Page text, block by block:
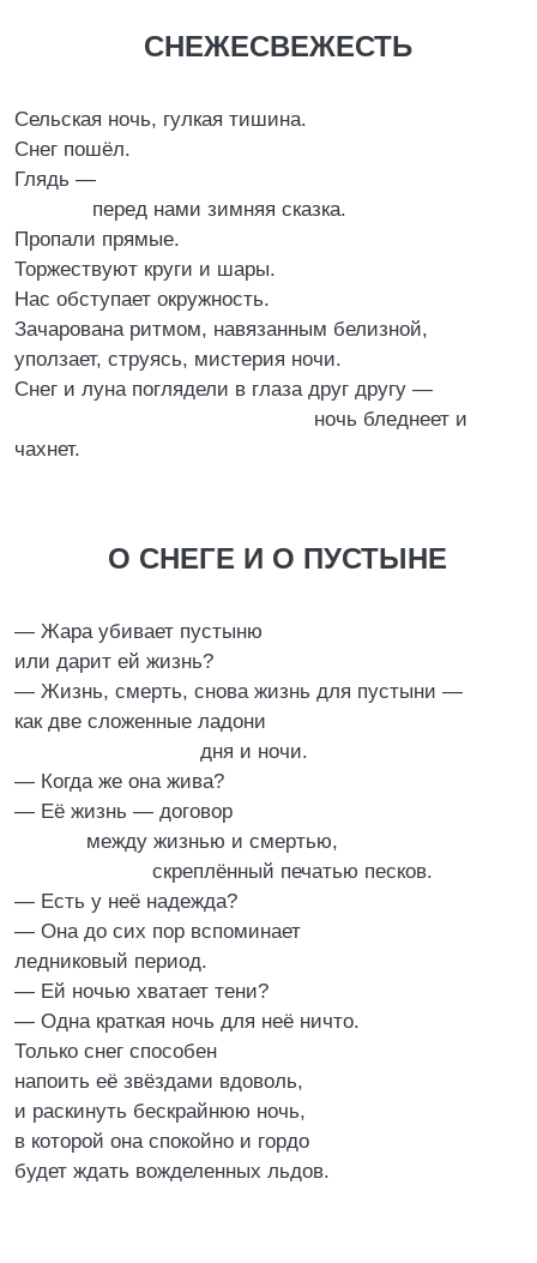
СНЕЖЕСВЕЖЕСТЬ
Сельская ночь, гулкая тишина.
Снег пошёл.
Глядь —
перед нами зимняя сказка.
Пропали прямые.
Торжествуют круги и шары.
Нас обступает окружность.
Зачарована ритмом, навязанным белизной,
уползает, струясь, мистерия ночи.
Снег и луна поглядели в глаза друг другу —
ночь бледнеет и
чахнет.
О СНЕГЕ И О ПУСТЫНЕ
— Жара убивает пустыню
или дарит ей жизнь?
— Жизнь, смерть, снова жизнь для пустыни —
как две сложенные ладони
дня и ночи.
— Когда же она жива?
— Её жизнь — договор
между жизнью и смертью,
скреплённый печатью песков.
— Есть у неё надежда?
— Она до сих пор вспоминает
ледниковый период.
— Ей ночью хватает тени?
— Одна краткая ночь для неё ничто.
Только снег способен
напоить её звёздами вдоволь,
и раскинуть бескрайнюю ночь,
в которой она спокойно и гордо
будет ждать вожделенных льдов.